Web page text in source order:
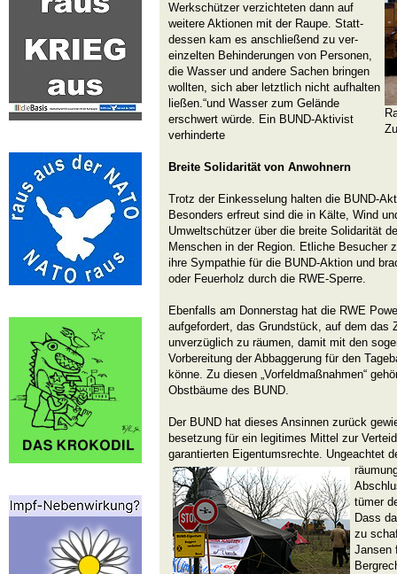
Werkschützer verzichteten dann auf
weitere Aktionen mit der Raupe. Statt-
dessen kam es anschließend zu ver-
einzelten Behinderungen von Personen,
die Wasser und andere Sachen bringen
wollten, sich aber letztlich nicht aufhalten
ließen.“und Wasser zum Gelände
erschwert würde. Ein BUND-Aktivist
verhinderte
Breite Solidarität von Anwohnern
Trotz der Einkesselung halten die BUND-
Besonders erfreut sind die in Kälte, Wind
Umweltschützer über die breite Solidarität
Menschen in der Region. Etliche Besucher
ihre Sympathie für die BUND-Aktion und
oder Feuerholz durch die RWE-Sperre.
Ebenfalls am Donnerstag hat die RWE
aufgefordert, das Grundstück, auf dem das
unverzüglich zu räumen, damit mit den
Vorbereitung der Abbaggerung für den
könne. Zu diesen „Vorfeldmaßnahmen“
Obstbäume des BUND.
Der BUND hat dieses Ansinnen zurück
besetzung für ein legitimes Mittel zur
garantierten Eigentumsrechte. Ungeachtet
tümer
Dass
zu
Jansen